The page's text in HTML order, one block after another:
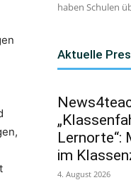
haben Schulen
Aktuelle
Lernorte“:
im
4. August 2026